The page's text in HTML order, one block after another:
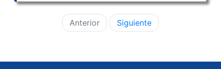
Anterior Siguiente